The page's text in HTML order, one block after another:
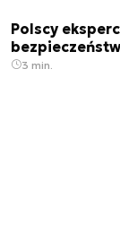
Polscy
3 min.